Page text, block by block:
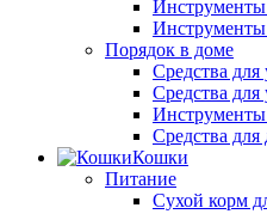
Инструменты
Порядок в доме
Средства для
Средства для
Инструменты
Средства
Кошки
Питание
Сухой корм